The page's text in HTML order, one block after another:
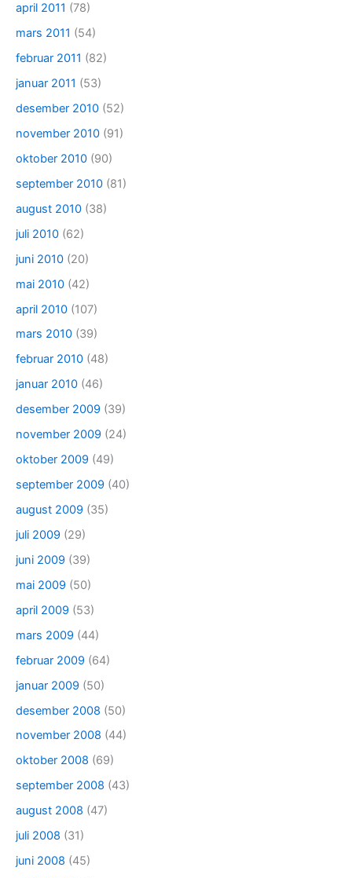
april 2011 (78)
mars 2011 (54)
februar 2011 (82)
januar 2011 (53)
desember 2010 (52)
november 2010 (91)
oktober 2010 (90)
september 2010 (81)
august 2010 (38)
juli 2010 (62)
juni 2010 (20)
mai 2010 (42)
april 2010 (107)
mars 2010 (39)
februar 2010 (48)
januar 2010 (46)
desember 2009 (39)
november 2009 (24)
oktober 2009 (49)
september 2009 (40)
august 2009 (35)
juli 2009 (29)
juni 2009 (39)
mai 2009 (50)
april 2009 (53)
mars 2009 (44)
februar 2009 (64)
januar 2009 (50)
desember 2008 (50)
november 2008 (44)
oktober 2008 (69)
september 2008 (43)
august 2008 (47)
juli 2008 (31)
juni 2008 (45)